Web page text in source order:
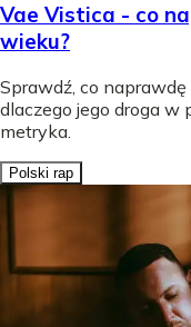
Vae Vistica - co
wieku?
Sprawdź, co
dlaczego jego droga
metryka.
Polski rap